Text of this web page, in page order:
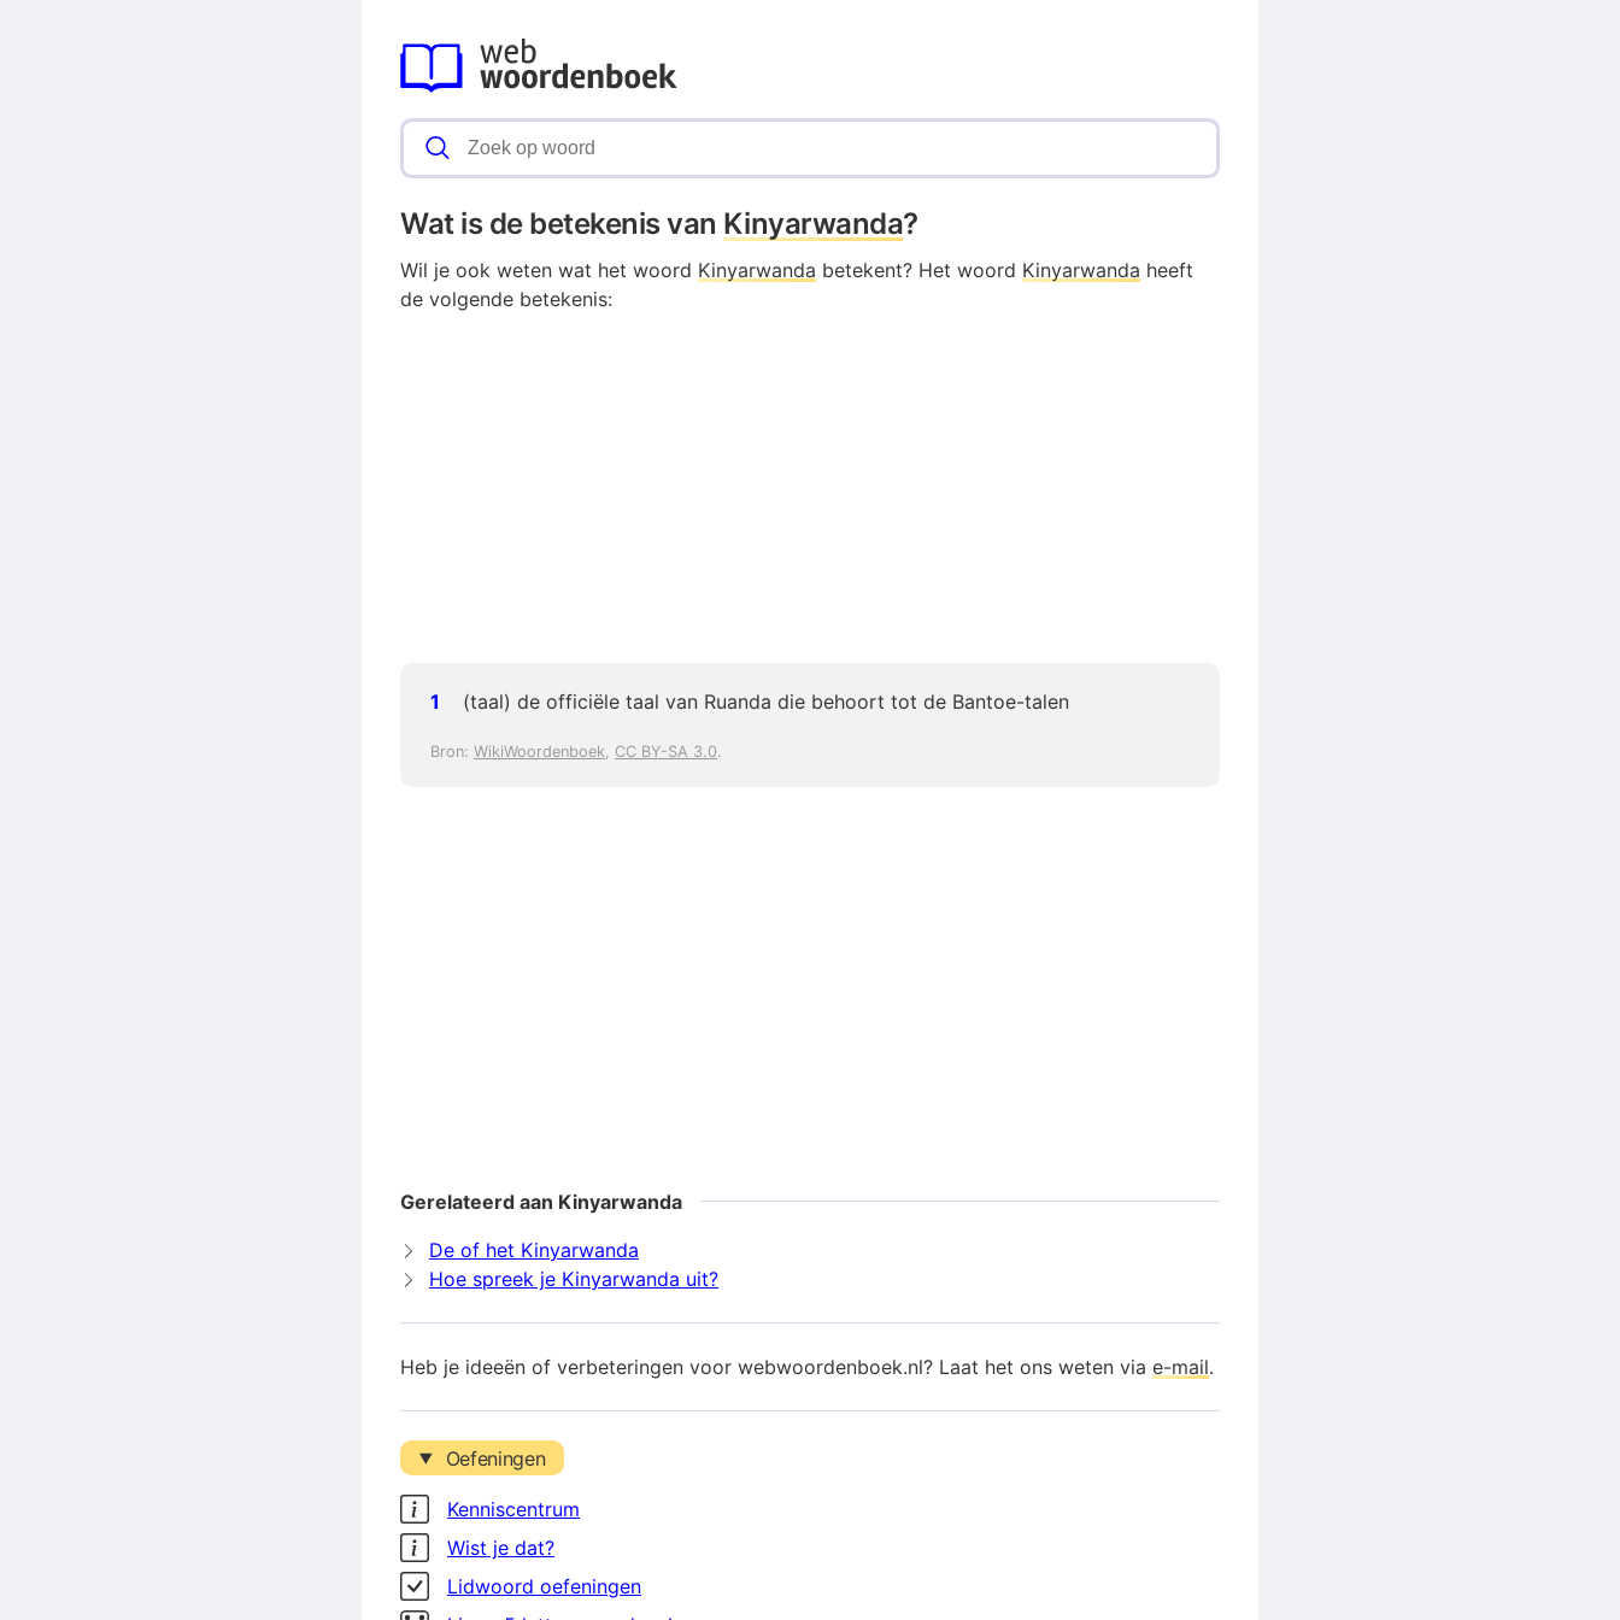
Wat is de betekenis van Kinyarwanda?
Wil je ook weten wat het woord Kinyarwanda betekent? Het woord Kinyarwanda heeft
de volgende betekenis:
(taal) de officiële taal van Ruanda die behoort tot de Bantoe-talen
Bron: WikiWoordenboek, CC BY-SA 3.0.
Gerelateerd aan Kinyarwanda
De of het Kinyarwanda
Hoe spreek je Kinyarwanda uit?
Heb je ideeën of verbeteringen voor webwoordenboek.nl? Laat het ons weten via e-mail.
Oefeningen
Kenniscentrum
Wist je dat?
Lidwoord oefeningen